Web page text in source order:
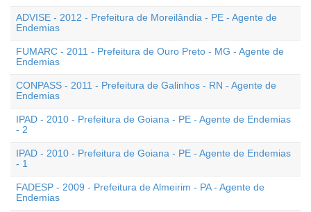
ADVISE - 2012 - Prefeitura de Moreilândia - PE - Agente de
Endemias
FUMARC - 2011 - Prefeitura de Ouro Preto - MG - Agente de
Endemias
CONPASS - 2011 - Prefeitura de Galinhos - RN - Agente de
Endemias
IPAD - 2010 - Prefeitura de Goiana - PE - Agente de Endemias
- 2
IPAD - 2010 - Prefeitura de Goiana - PE - Agente de Endemias
- 1
FADESP - 2009 - Prefeitura de Almeirim - PA - Agente de
Endemias